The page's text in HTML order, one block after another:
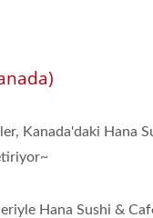
Kanada'daki Hana
Hana Sushi &